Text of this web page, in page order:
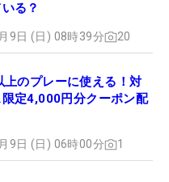
る？
9日 (日) 08時39分 20
上のプレーに使える！対
定4,000円分クーポン配
9日 (日) 06時00分 1